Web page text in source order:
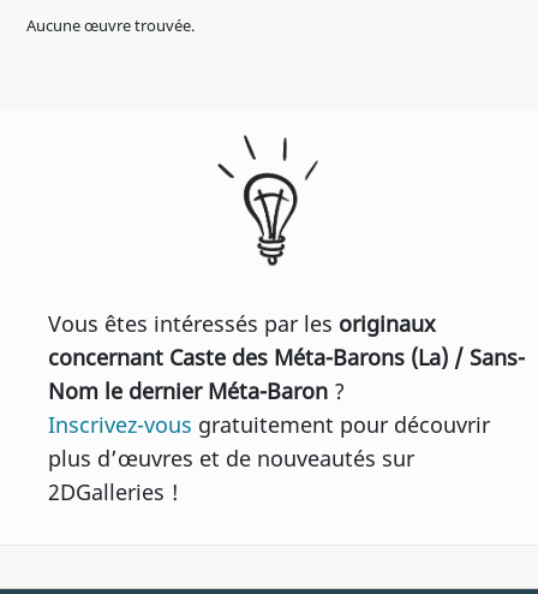
Aucune œuvre trouvée.
Vous êtes intéressés par les originaux
concernant Caste des Méta-Barons (La) / Sans-
Nom le dernier Méta-Baron ?
Inscrivez-vous gratuitement pour découvrir
plus d’œuvres et de nouveautés sur
2DGalleries !